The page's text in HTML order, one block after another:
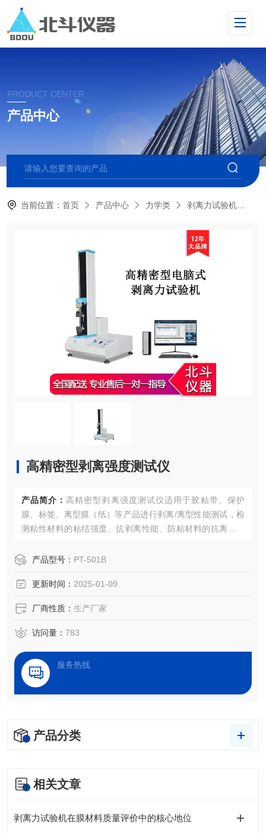
PRODUCT CENTER
产品中心
当前位置：首页 产品中心 力学类 剥离力试验机
高精密型剥离强度测试仪
产品简介： 高精密型剥离强度测试仪适用于胶粘带、保护
膜、标签、离型膜（纸）等产品进行剥离/离型性能测试，检
测粘性材料的粘结强度、抗剥离性能、防粘材料的抗离型性
验。产品型号： PT-501B
更新时间： 2025-01-09
厂商性质： 生产厂家
访问量： 783
服务热线
产品分类
相关文章
剥离力试验机在膜材料质量评价中的核心地位